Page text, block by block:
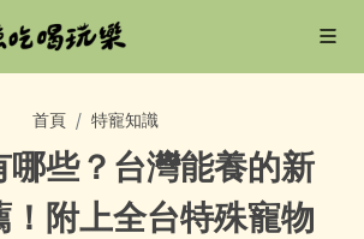
首頁 特寵知識
哪些？台灣能養的新
！附上全台特殊寵物